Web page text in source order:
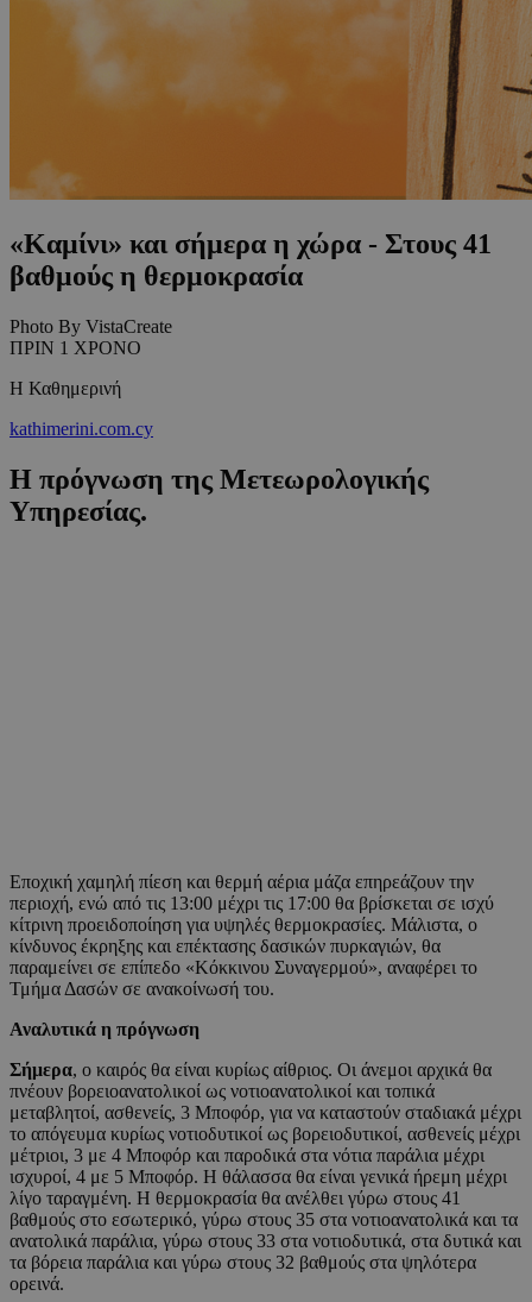
«Καμίνι» και σήμερα η χώρα - Στους 41
βαθμούς η θερμοκρασία
Photo By VistaCreate
ΠΡΙΝ 1 ΧΡΟΝΟ
Η Καθημερινή
kathimerini.com.cy
Η πρόγνωση της Μετεωρολογικής
Υπηρεσίας.
Εποχική χαμηλή πίεση και θερμή αέρια μάζα επηρεάζουν την
περιοχή, ενώ από τις 13:00 μέχρι τις 17:00 θα βρίσκεται σε ισχύ
κίτρινη προειδοποίηση για υψηλές θερμοκρασίες. Μάλιστα, ο
κίνδυνος έκρηξης και επέκτασης δασικών πυρκαγιών, θα
παραμείνει σε επίπεδο «Κόκκινου Συναγερμού», αναφέρει το
Τμήμα Δασών σε ανακοίνωσή του.
Αναλυτικά η πρόγνωση
Σήμερα, ο καιρός θα είναι κυρίως αίθριος. Οι άνεμοι αρχικά θα
πνέουν βορειοανατολικοί ως νοτιοανατολικοί και τοπικά
μεταβλητοί, ασθενείς, 3 Μποφόρ, για να καταστούν σταδιακά μέχρι
το απόγευμα κυρίως νοτιοδυτικοί ως βορειοδυτικοί, ασθενείς μέχρι
μέτριοι, 3 με 4 Μποφόρ και παροδικά στα νότια παράλια μέχρι
ισχυροί, 4 με 5 Μποφόρ. Η θάλασσα θα είναι γενικά ήρεμη μέχρι
λίγο ταραγμένη. Η θερμοκρασία θα ανέλθει γύρω στους 41
βαθμούς στο εσωτερικό, γύρω στους 35 στα νοτιοανατολικά και τα
ανατολικά παράλια, γύρω στους 33 στα νοτιοδυτικά, στα δυτικά και
τα βόρεια παράλια και γύρω στους 32 βαθμούς στα ψηλότερα
ορεινά.